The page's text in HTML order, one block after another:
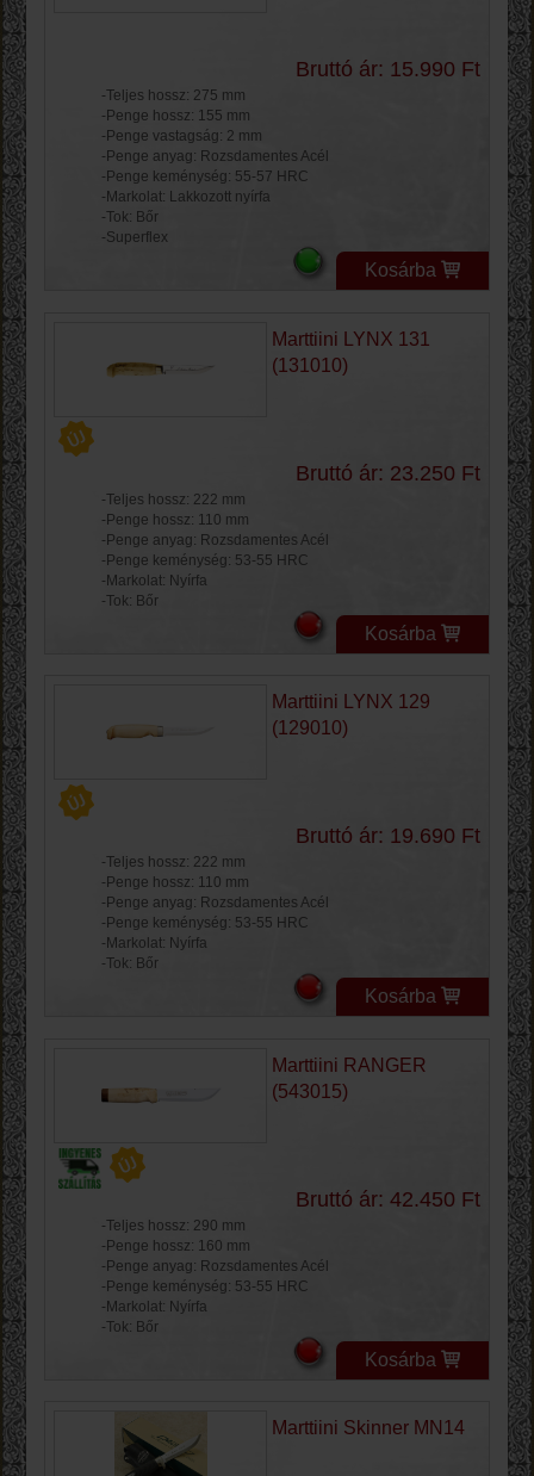
Bruttó ár: 15.990 Ft
-Teljes hossz: 275 mm
-Penge hossz: 155 mm
-Penge vastagság: 2 mm
-Penge anyag: Rozsdamentes Acél
-Penge keménység: 55-57 HRC
-Markolat: Lakkozott nyírfa
-Tok: Bőr
-Superflex
Kosárba
Marttiini LYNX 131
(131010)
Bruttó ár: 23.250 Ft
-Teljes hossz: 222 mm
-Penge hossz: 110 mm
-Penge anyag: Rozsdamentes Acél
-Penge keménység: 53-55 HRC
-Markolat: Nyírfa
-Tok: Bőr
Kosárba
Marttiini LYNX 129
(129010)
Bruttó ár: 19.690 Ft
-Teljes hossz: 222 mm
-Penge hossz: 110 mm
-Penge anyag: Rozsdamentes Acél
-Penge keménység: 53-55 HRC
-Markolat: Nyírfa
-Tok: Bőr
Kosárba
Marttiini RANGER
(543015)
Bruttó ár: 42.450 Ft
-Teljes hossz: 290 mm
-Penge hossz: 160 mm
-Penge anyag: Rozsdamentes Acél
-Penge keménység: 53-55 HRC
-Markolat: Nyírfa
-Tok: Bőr
Kosárba
Marttiini Skinner MN14